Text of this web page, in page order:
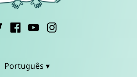
Português ▾